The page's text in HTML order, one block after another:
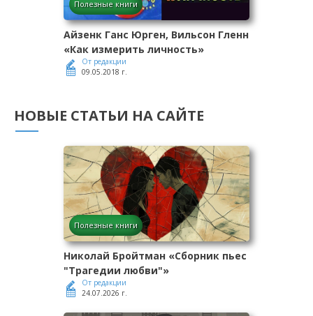
Полезные книги
Айзенк Ганс Юрген, Вильсон Гленн
«Как измерить личность»
От редакции
09.05.2018 г.
НОВЫЕ СТАТЬИ НА САЙТЕ
Полезные книги
Николай Бройтман «Сборник пьес
"Трагедии любви"»
От редакции
24.07.2026 г.